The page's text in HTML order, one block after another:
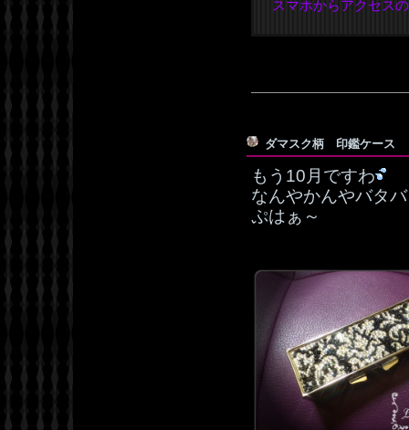
スマホからアクセス
ダマスク柄 印鑑ケー
もう10月ですわ
なんやかんやバタ
ぷはぁ～